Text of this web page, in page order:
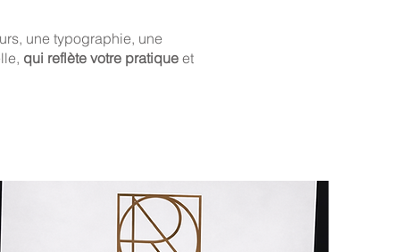
une typographie, une
qui reflète votre pratique et